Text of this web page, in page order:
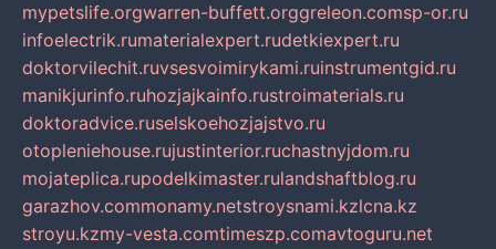
mypetslife.orgwarren-buffett.orggreleon.comsp-or.ru
infoelectrik.rumaterialexpert.rudetkiexpert.ru
doktorvilechit.ruvsesvoimirykami.ruinstrumentgid.ru
manikjurinfo.ruhozjajkainfo.rustroimaterials.ru
doktoradvice.ruselskoehozjajstvo.ru
otopleniehouse.rujustinterior.ruchastnyjdom.ru
mojateplica.rupodelkimaster.rulandshaftblog.ru
garazhov.commonamy.netstroysnami.kzlcna.kz
stroyu.kzmy-vesta.comtimeszp.comavtoguru.net